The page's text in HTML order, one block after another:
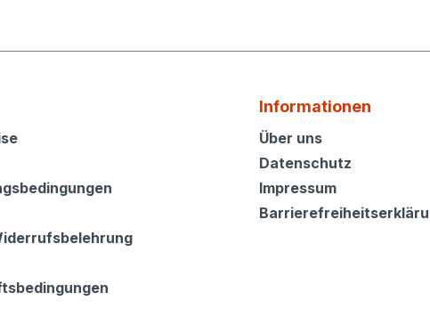
Informationen
Informationen
Über uns
Datenschutz
Impressum